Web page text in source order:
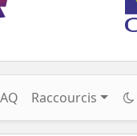
Raccourcis